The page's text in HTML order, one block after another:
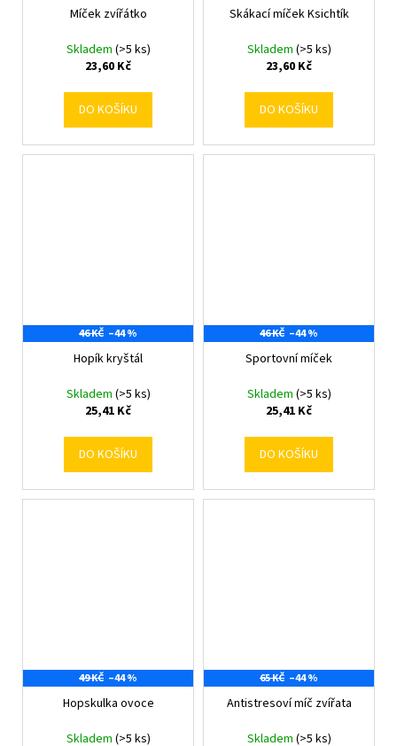
Míček zvířátko
Skladem (>5 ks)
23,60 Kč
DO KOŠÍKU
Skákací míček Ksichtík
Skladem (>5 ks)
23,60 Kč
DO KOŠÍKU
46 KČ –44 %
Hopík kryštál
Skladem (>5 ks)
25,41 Kč
DO KOŠÍKU
46 KČ –44 %
Sportovní míček
Skladem (>5 ks)
25,41 Kč
DO KOŠÍKU
49 KČ –44 %
Hopskulka ovoce
Skladem (>5 ks)
65 KČ –44 %
Antistresoví míč zvířata
Skladem (>5 ks)